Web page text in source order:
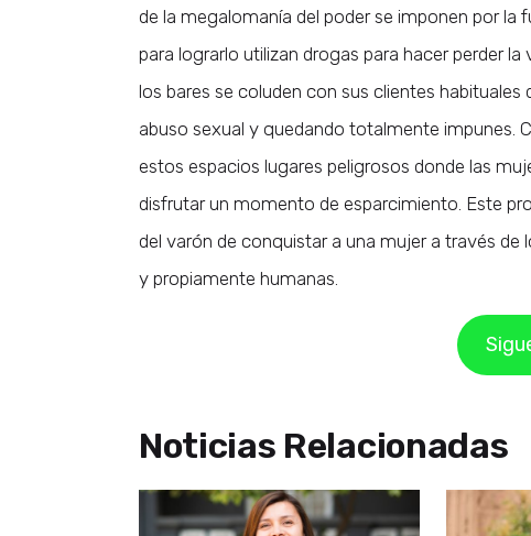
de la megalomanía del poder se imponen por
para lograrlo utilizan drogas para hacer perder
los bares se coluden con sus clientes
abuso sexual y quedando totalmente impunes.
estos espacios lugares peligrosos donde las
disfrutar un momento de esparcimiento. Este
del varón de conquistar a una mujer a través de
y propiamente humanas.
Noticias Relacionadas